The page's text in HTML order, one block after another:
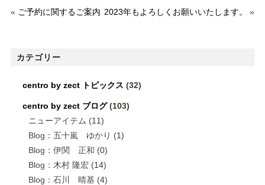
« ご予約に関するご案内 2023年もよろしくお願いいたします。 »
カテゴリー
centro by zect トピックス (32)
centro by zect ブログ(103)
ニューアイテム (11)
Blog：五十嵐 ゆかり (1)
Blog：伊関 正和 (0)
Blog：木村 隆宏(14)
Blog：石川 晴基(4)